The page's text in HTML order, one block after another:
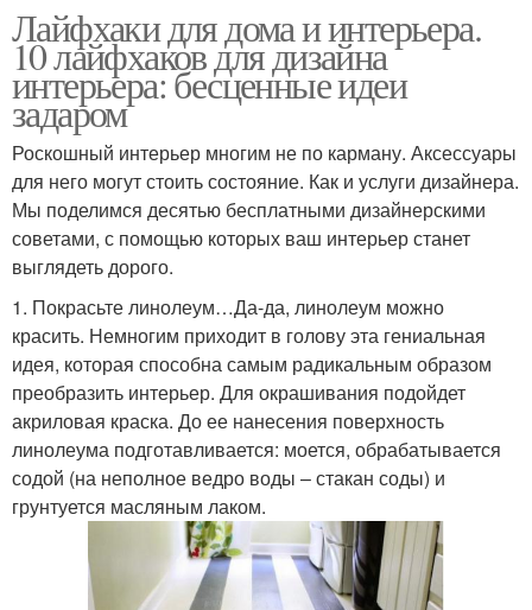
Лайфхаки для дома и интерьера.
10 лайфхаков для дизайна
интерьера: бесценные идеи
задаром
Роскошный интерьер многим не по карману. Аксессуары
для него могут стоить состояние. Как и услуги дизайнера.
Мы поделимся десятью бесплатными дизайнерскими
советами, с помощью которых ваш интерьер станет
выглядеть дорого.
1. Покрасьте линолеум…Да-да, линолеум можно
красить. Немногим приходит в голову эта гениальная
идея, которая способна самым радикальным образом
преобразить интерьер. Для окрашивания подойдет
акриловая краска. До ее нанесения поверхность
линолеума подготавливается: моется, обрабатывается
содой (на неполное ведро воды – стакан соды) и
грунтуется масляным лаком.